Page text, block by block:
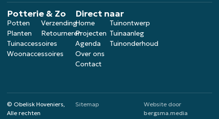
Potterie & Zo
Potten
Planten
Tuinaccessoires
Woonaccessoires
Verzending
Retourneren
Direct naar
Home
Projecten
Agenda
Over ons
Contact
Tuinontwerp
Tuinaanleg
Tuinonderhoud
© Obelisk Hoveniers,
Alle rechten
Sitemap
Website door
bergsma.media